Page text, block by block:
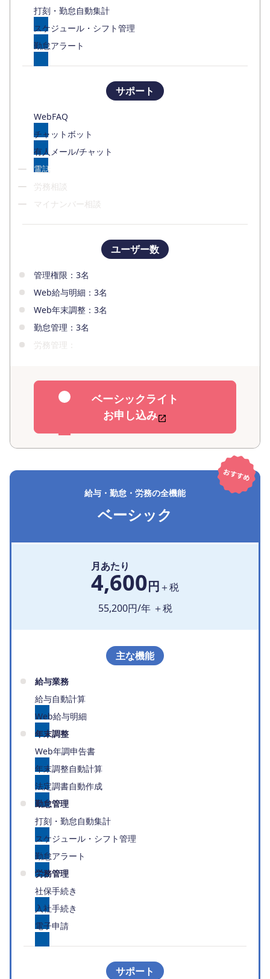
打刻・勤怠自動集計
スケジュール・シフト管理
勤怠アラート
サポート
WebFAQ
チャットボット
有人メール/チャット
電話
労務相談
マイナンバー相談
ユーザー数
管理権限：3名
Web給与明細：3名
Web年末調整：3名
勤怠管理：3名
労務管理：
ベーシックライト
お申し込み
給与・勤怠・労務の全機能
ベーシック
月あたり
4,600円 ＋税
55,200円/年 ＋税
主な機能
給与業務
給与自動計算
Web給与明細
年末調整
Web年調申告書
年末調整自動計算
法定調書自動作成
勤怠管理
打刻・勤怠自動集計
スケジュール・シフト管理
勤怠アラート
労務管理
社保手続き
入社手続き
電子申請
サポート